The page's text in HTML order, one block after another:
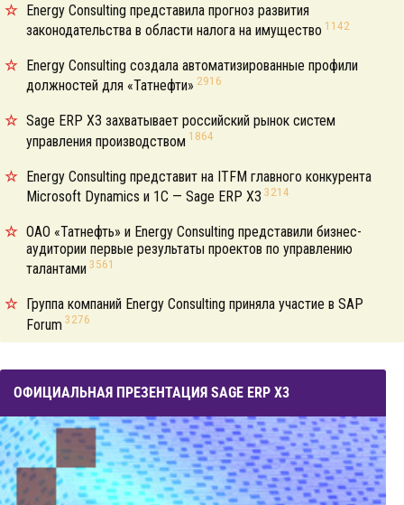
Energy Consulting представила прогноз развития
законодательства в области налога на имущество 1142
Energy Consulting создала автоматизированные профили
должностей для «Татнефти» 2916
Sage ERP X3 захватывает российский рынок систем
управления производством 1864
Energy Consulting представит на ITFM главного конкурента
Microsoft Dynamics и 1С — Sage ERP X3 3214
ОАО «Татнефть» и Energy Consulting представили бизнес-
аудитории первые результаты проектов по управлению
талантами 3561
Группа компаний Energy Consulting приняла участие в SAP
Forum 3276
ОФИЦИАЛЬНАЯ ПРЕЗЕНТАЦИЯ SAGE ERP X3